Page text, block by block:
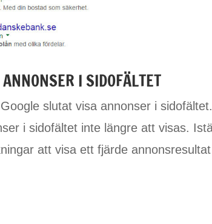
I SIDOFÄLTET
slutat visa annonser i
i sidofältet inte längre att visas.
att visa ett fjärde